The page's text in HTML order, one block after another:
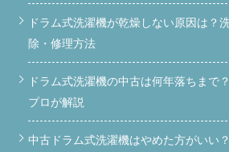
ドラム式洗濯機が乾燥しない原因は？
除・修理方法
ドラム式洗濯機の中古は何年落ちまで
プロが解説
中古ドラム式洗濯機はやめた方がいい